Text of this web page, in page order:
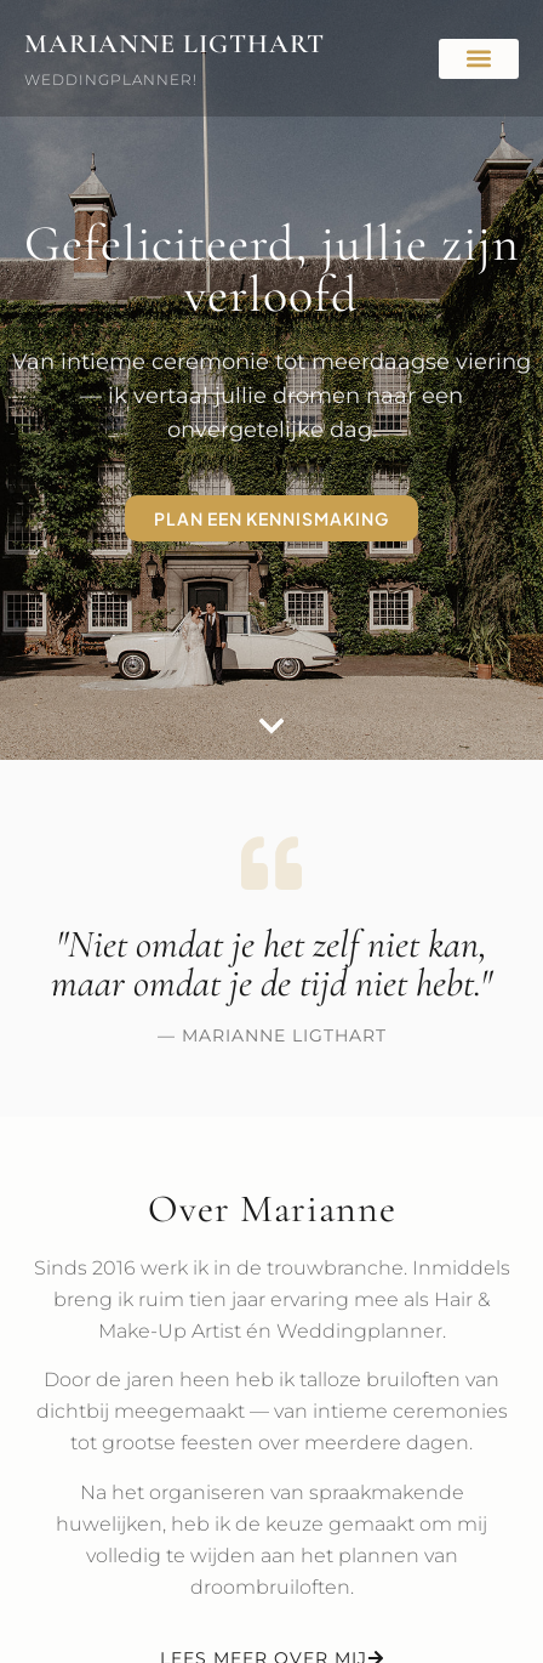
MARIANNE LIGTHART
WEDDINGPLANNER!
Gefeliciteerd, julliezijn
verloofd
Van intieme ceremonie tot meerdaagse viering
— ik vertaal julliedromen naar een
onvergetelijke dag.
PLAN EEN KENNISMAKING
"Niet omdat je het zelf niet kan,
maar omdat je de tijd niethebt."
— MARIANNE LIGTHART
Over Marianne
Sinds 2016 werk ik in de trouwbranche. Inmiddels
breng ik ruim tien jaar ervaring mee als Hair &
Make-Up Artist én Weddingplanner.
Door de jaren heen heb ik talloze bruiloften van
dichtbij meegemaakt — van intieme ceremonies
tot grootse feesten over meerdere dagen.
Na het organiseren van spraakmakende
huwelijken, heb ik de keuze gemaakt om mij
volledig te wijden aan het plannen van
droombruiloften.
LEES MEER OVER MIJ